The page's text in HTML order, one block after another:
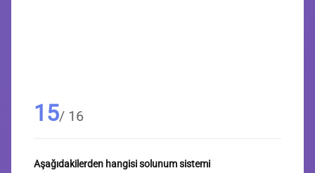
15/ 16
Aşağıdakilerden hangisi solunum sistemi